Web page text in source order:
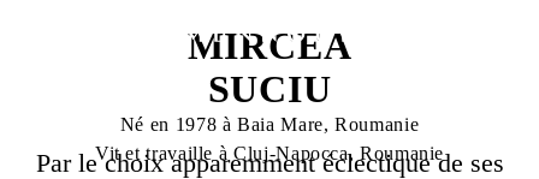
MIRCEA
SUCIU
Né en 1978 à Baia Mare, Roumanie
Vit et travaille à Cluj-Napocca, Roumanie
Par le choix apparemment éclectique de ses